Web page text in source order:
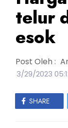
telur
esok
Post Oleh :
3/29/2023
SHARE